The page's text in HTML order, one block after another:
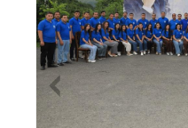
Previous